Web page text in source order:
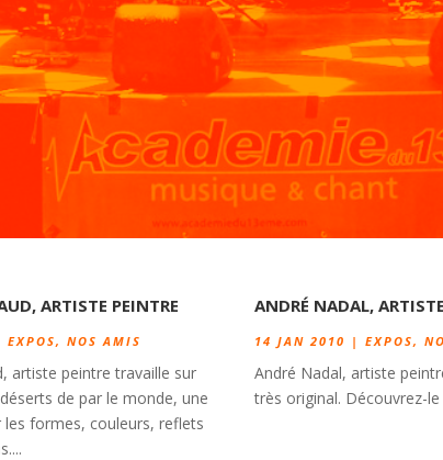
ARTISTE PEINTRE
EXPOS, NOS AMIS
artiste peintre travaille sur
de par le monde, une
les formes, couleurs, reflets
ANDRÉ NADAL,
14 JAN 2010 |EXPOS,
André Nadal, artiste
très original. Découvrez-